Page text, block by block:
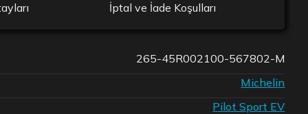
İptal ve İade Koşulları
265-45R002100-567802-M
Michelin
Pilot Sport EV